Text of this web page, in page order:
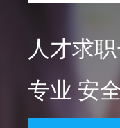
人才求
专业 安